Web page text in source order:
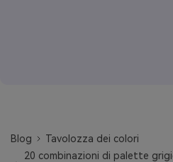
Blog
Tavolozza dei colori
20 combinazioni di palette